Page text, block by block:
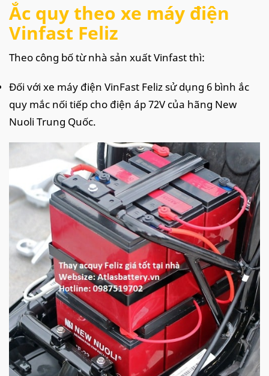
Ắc quy theo xe máy điện
Vinfast Feliz
Theo công bố từ nhà sản xuất Vinfast thì:
Đối với xe máy điện VinFast Feliz sử dụng 6 bình ắc
quy mắc nối tiếp cho điện áp 72V của hãng New
Nuoli Trung Quốc.